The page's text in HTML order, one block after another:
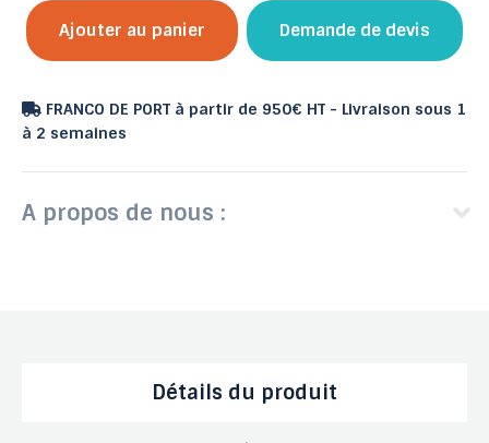
Ajouter au panier Demande de devis
FRANCO DE PORT à partir de 950€ HT - Livraison sous 1
à 2 semaines
A propos de nous :
Détails du produit